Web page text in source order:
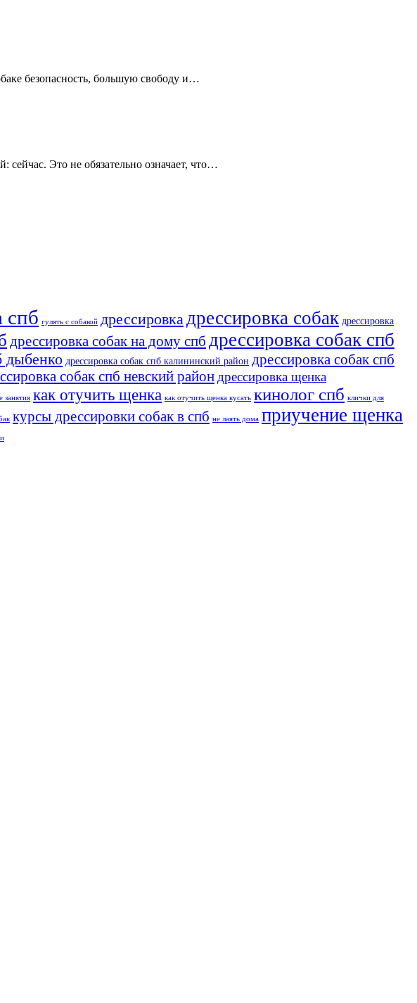
безопасность, большую свободу и…
сейчас. Это не обязательно означает, что…
спб гулять с собакой дрессировкадрессировка собак дрессировка
дрессировка собак на дому спб дрессировка собак спб
дыбенко дрессировка собак спб калининский район дрессировка собак спб
собак спб невский район дрессировка щенка
занятия как отучить щенка как отучить щенка кусать кинолог спб клички для
курсы дрессировки собак в спб не лаять дома приучение щенка